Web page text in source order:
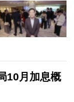
10月加息概